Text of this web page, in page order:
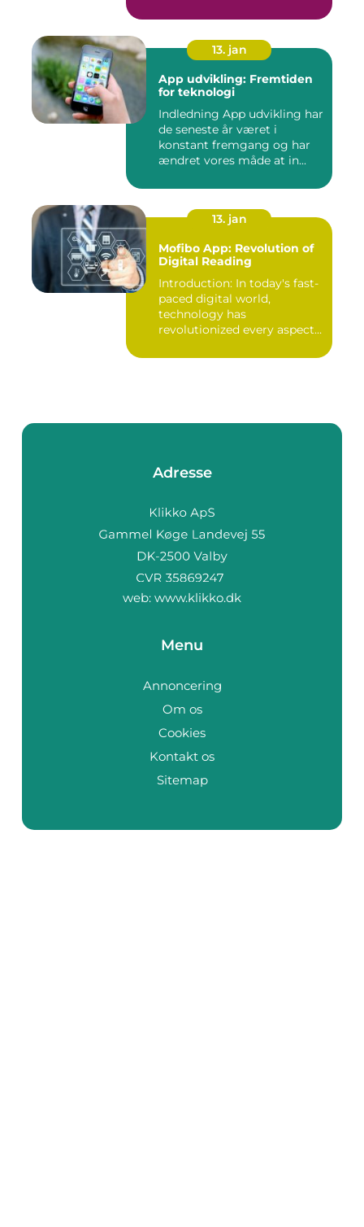
13. jan
App udvikling: Fremtiden
for teknologi
Indledning App udvikling har
de seneste år været i
konstant fremgang og har
ændret vores måde at in...
13. jan
Mofibo App: Revolution of
Digital Reading
Introduction: In today's fast-
paced digital world,
technology has
revolutionized every aspect
Adresse
web: www.klikko.dk
Menu
Annoncering
Om os
Cookies
Kontakt os
Sitemap